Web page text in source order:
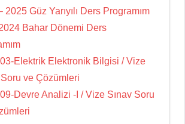
2025 Güz Yarıyılı Ders Programım
Bahar Dönemi Ders
Elektrik Elektronik Bilgisi / Vize
Soru ve Çözümleri
Devre Analizi -I / Vize Sınav Soru